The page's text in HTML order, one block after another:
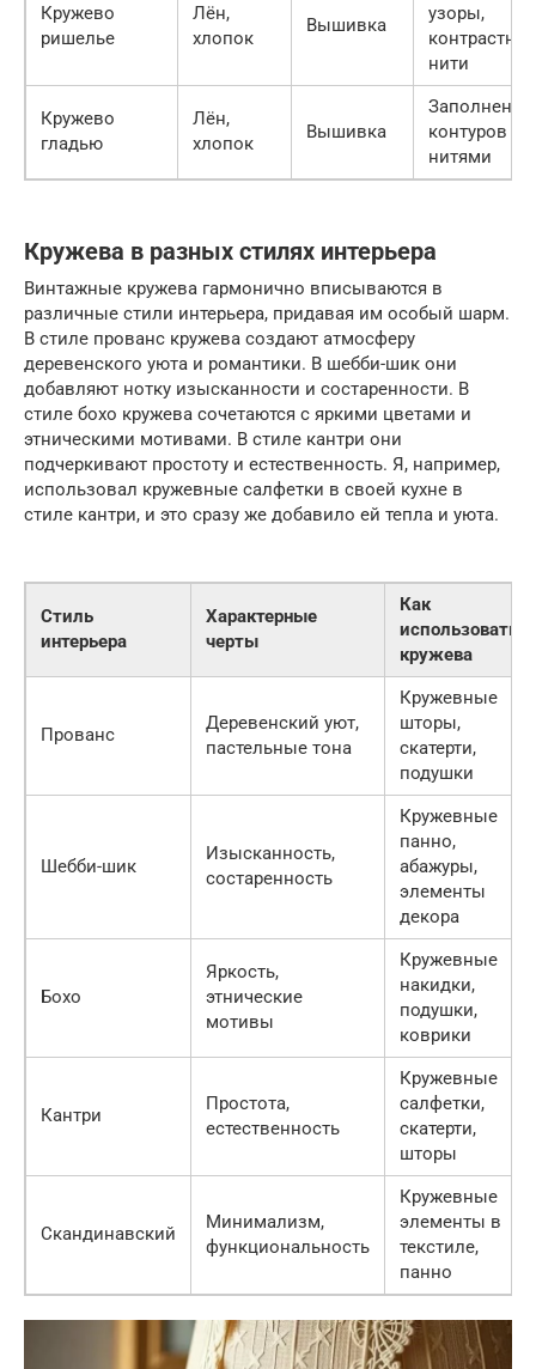
Кружево
ришелье
Лён,
хлопок
Вышивка
узоры,
нити
Кружево
гладью
Лён,
хлопок
Вышивка
Заполнение
контуров
нитями
Кружева в разных стилях интерьера
Винтажные кружева гармонично вписываются в
различные стили интерьера, придавая им особый шарм.
В стиле прованс кружева создают атмосферу
деревенского уюта и романтики. В шебби-шик они
добавляют нотку изысканности и состаренности. В
стиле бохо кружева сочетаются с яркими цветами и
этническими мотивами. В стиле кантри они
подчеркивают простоту и естественность. Я, например,
использовал кружевные салфетки в своей кухне в
стиле кантри, и это сразу же добавило ей тепла и уюта.
Стиль
интерьера
Характерные
черты
Как
использовать
кружева
Прованс
Деревенский уют,
пастельные тона
Кружевные
шторы,
скатерти,
подушки
Шебби-шик
Изысканность,
состаренность
Кружевные
панно,
абажуры,
элементы
декора
Бохо
Яркость,
этнические
мотивы
Кружевные
накидки,
подушки,
коврики
Кантри
Простота,
естественность
Кружевные
салфетки,
скатерти,
шторы
Скандинавский
Минимализм,
функциональность
Кружевные
элементы в
текстиле,
панно